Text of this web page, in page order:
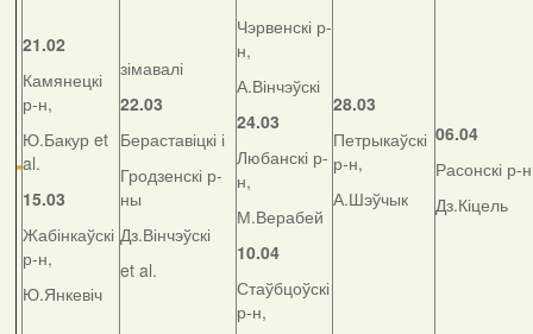
21.02
Камянецкі
р-н,
Ю.Бакур et
al.
15.03
Жабінкаўскі
р-н,
Ю.Янкевіч
зімавалі
22.03
Бераставіцкі і
Гродзенскі р-
ны
Дз.Вінчэўскі
et al.
Чэрвенскі р-
н,
А.Вінчэўскі
24.03
Любанскі р-
н,
М.Верабей
10.04
Стаўбцоўскі
р-н,
28.03
Петрыкаўскі
р-н,
А.Шэўчык
06.04
Расонскі р-
Дз.Кіцель